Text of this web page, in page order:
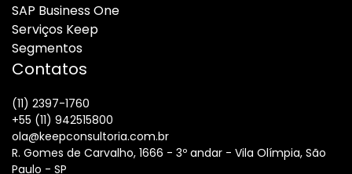
SAP Business One
Serviços Keep
Segmentos
Contatos
(11) 2397-1760
+55 (11) 942515800
ola@keepconsultoria.com.br
R. Gomes de Carvalho, 1666 - 3º andar - Vila Olímpia, São
Paulo - SP